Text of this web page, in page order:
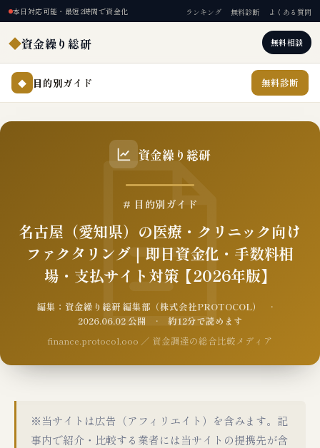
本日対応可能・最短2時間で資金化 ランキング 無料診断 よくある質問
◆資金繰り総研 無料相談
◆ 目的別ガイド 無料診断
資金繰り総研
# 目的別ガイド
名古屋（愛知県）の医療・クリニック向け
ファクタリング｜即日資金化・手数料相
場・支払サイト対策【2026年版】
編集：資金繰り総研 編集部（株式会社PROTOCOL） ·
2026.06.02 公開 · 約12分で読めます
finance.protocol.ooo ／ 資金調達の総合比較メディア
※当サイトは広告（アフィリエイト）を含みます。記
事内で紹介・比較する業者には当サイトの提携先が含